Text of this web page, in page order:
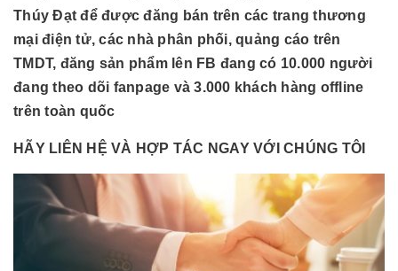
Thúy Đạt để được đăng bán trên các trang thương
mại điện tử, các nhà phân phối, quảng cáo trên
TMDT, đăng sản phẩm lên FB đang có 10.000 người
đang theo dõi fanpage và 3.000 khách hàng offline
trên toàn quốc
HÃY LIÊN HỆ VÀ HỢP TÁC NGAY VỚI CHÚNG TÔI